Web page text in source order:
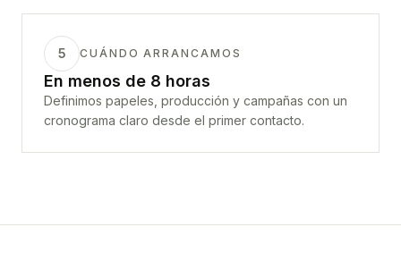
5 CUÁNDO ARRANCAMOS
En menos de 8 horas
Definimos papeles, producción y campañas con un
cronograma claro desde el primer contacto.